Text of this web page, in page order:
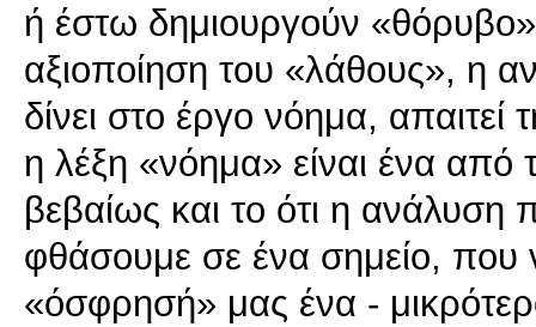
ή έστω δημιουργούν
αξιοποίηση του «λάθους», η
δίνει στο έργο νόημα, απαιτεί
η λέξη «νόημα» είναι ένα από
βεβαίως και το ότι η ανάλυση
φθάσουμε σε ένα σημείο, που
«όσφρησή» μας ένα -